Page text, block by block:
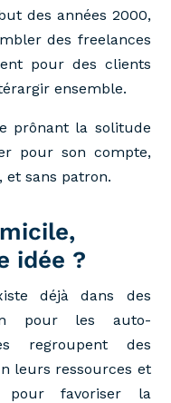
des années 2000,
des freelances
pour des clients
ensemble.
prônant la solitude
pour son compte,
et sans patron.
idée ?
déjà dans des
pour les auto-
regroupent des
leurs ressources et
pour favoriser la